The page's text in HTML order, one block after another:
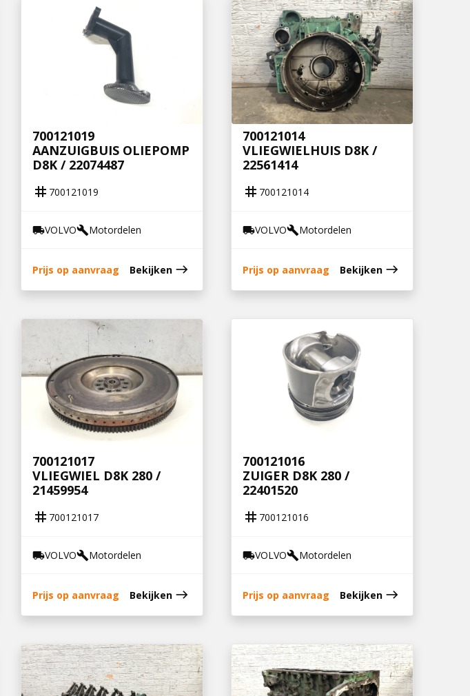
700121019
AANZUIGBUIS OLIEPOMP
D8K / 22074487
tag 700121019
local_shippingVOLVObuildMotordelen
Prijs op aanvraag Bekijken east
700121014
VLIEGWIELHUIS D8K /
22561414
tag 700121014
local_shippingVOLVObuildMotordelen
Prijs op aanvraag Bekijken east
700121017
VLIEGWIEL D8K 280 /
21459954
tag 700121017
local_shippingVOLVObuildMotordelen
Prijs op aanvraag Bekijken east
700121016
ZUIGER D8K 280 /
22401520
tag 700121016
local_shippingVOLVObuildMotordelen
Prijs op aanvraag Bekijken east